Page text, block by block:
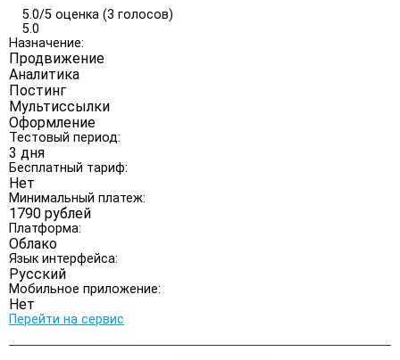
5.0/5 оценка (3 голосов)
5.0
Назначение:
Продвижение
Аналитика
Постинг
Мультиссылки
Оформление
Тестовый период:
3 дня
Бесплатный тариф:
Нет
Минимальный платеж:
1790 рублей
Платформа:
Облако
Язык интерфейса:
Русский
Мобильное приложение:
Нет
Перейти на сервис